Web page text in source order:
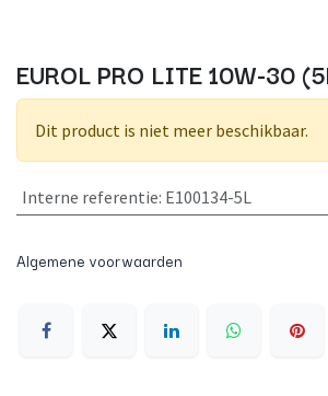
EUROL PRO LITE 10W-30
Dit product is niet meer beschikbaar.
Interne referentie: E100134-5L
Algemene voorwaarden